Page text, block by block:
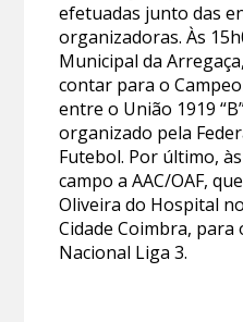
efetuadas junto das
organizadoras. Às
Municipal da
contar para o
entre o União 1919
organizado pela
Futebol. Por último,
campo a AAC/OAF,
Oliveira do Hospital
Cidade Coimbra, para
Nacional Liga 3.